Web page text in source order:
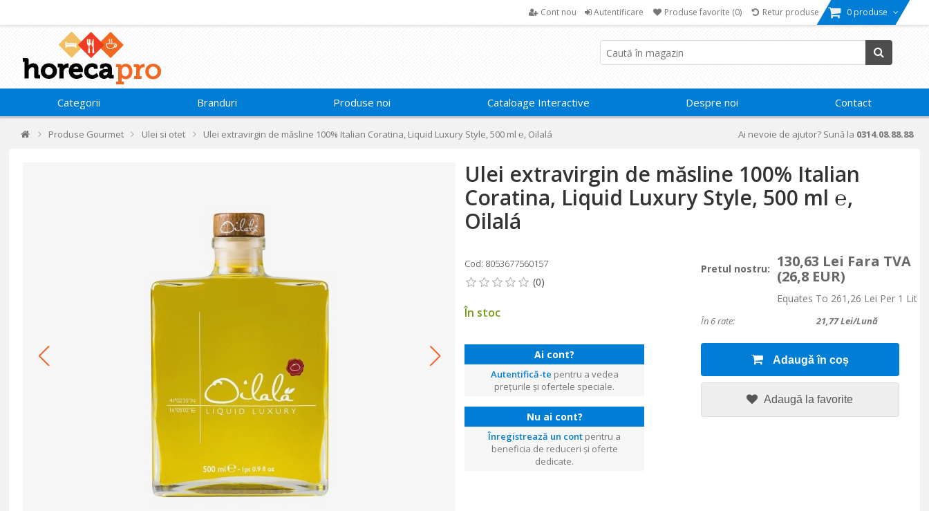
Cont nou Autentificare Produse favorite (0) Retur produse 0 produse
Categorii Branduri Produse noi Cataloage Interactive Despre noi Contact
Produse Gourmet Ulei si otet Ulei extravirgin de măsline 100% Italian Coratina, Liquid Luxury Style, 500 ml ℮, Oilalá Ai nevoie de ajutor? Sună la 0314.08.88.88
Ulei extravirgin de măsline 100% Italian
Coratina, Liquid Luxury Style, 500 ml ℮,
Oilalá
Cod: 8053677560157
În stoc
Ai cont?
Autentifică-te pentru a vedea
prețurile și ofertele speciale.
Nu ai cont?
Înregistrează un cont pentru a
beneficia de reduceri și oferte
dedicate.
Pretul nostru:
130,63 Lei Fara TVA
(26,8 EUR)
Equates To 261,26 Lei Per 1 Lit
În 6 rate: 21,77Lei/lună
Adaugă în coș
Adaugă la favorite